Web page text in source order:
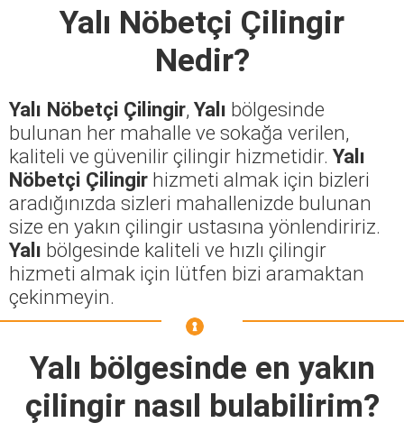
Yalı Nöbetçi Çilingir
Nedir?
Yalı Nöbetçi Çilingir, Yalı bölgesinde
bulunan her mahalle ve sokağa verilen,
kaliteli ve güvenilir çilingir hizmetidir. Yalı
Nöbetçi Çilingir hizmeti almak için bizleri
aradığınızda sizleri mahallenizde bulunan
size en yakın çilingir ustasına yönlendiririz.
Yalı bölgesinde kaliteli ve hızlı çilingir
hizmeti almak için lütfen bizi aramaktan
çekinmeyin.
Yalı bölgesinde en yakın
çilingir nasıl bulabilirim?